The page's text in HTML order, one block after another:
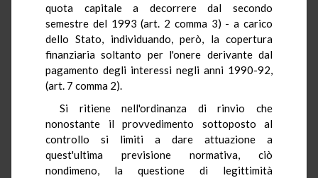
quota capitale a decorrere dal secondo
semestre del 1993 (art. 2 comma 3) - a carico
dello Stato, individuando, però, la copertura
finanziaria soltanto per l'onere derivante dal
pagamento degli interessi negli anni 1990-92,
(art. 7 comma 2).
Si ritiene nell'ordinanza di rinvio che
nonostante il provvedimento sottoposto al
controllo si limiti a dare attuazione a
quest'ultima previsione normativa, ciò
nondimeno, la questione di legittimità